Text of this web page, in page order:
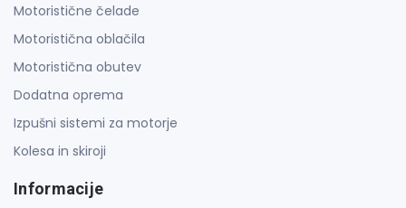
Motoristične čelade
Motoristična oblačila
Motoristična obutev
Dodatna oprema
Izpušni sistemi za motorje
Kolesa in skiroji
Informacije